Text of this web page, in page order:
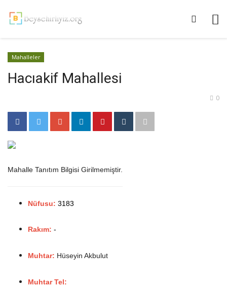
Mahalleler
Hacıakif Mahallesi
0
Mahalle Tanıtım Bilgisi Girilmemiştir.
Nüfusu: 3183
Rakım: -
Muhtar: Hüseyin Akbulut
Muhtar Tel: